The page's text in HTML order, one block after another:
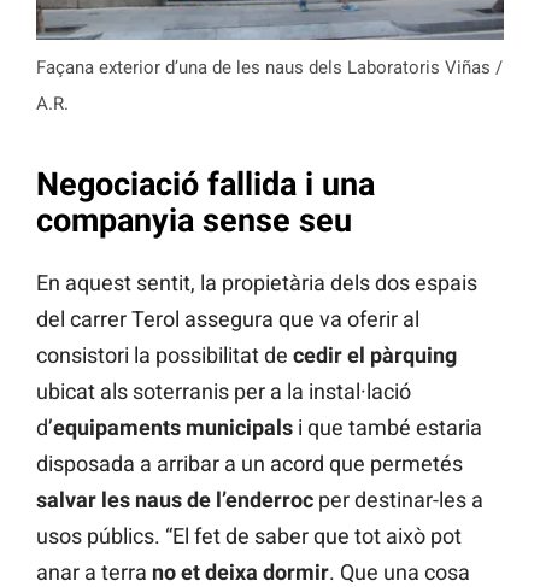
Façana exterior d’una de les naus dels Laboratoris Viñas /
A.R.
Negociació fallida i una
companyia sense seu
En aquest sentit, la propietària dels dos espais
del carrer Terol assegura que va oferir al
consistori la possibilitat de cedir el pàrquing
ubicat als soterranis per a la instal·lació
d’equipaments municipals i que també estaria
disposada a arribar a un acord que permetés
salvar les naus de l’enderroc per destinar-les a
usos públics. “El fet de saber que tot això pot
anar a terra no et deixa dormir. Que una cosa